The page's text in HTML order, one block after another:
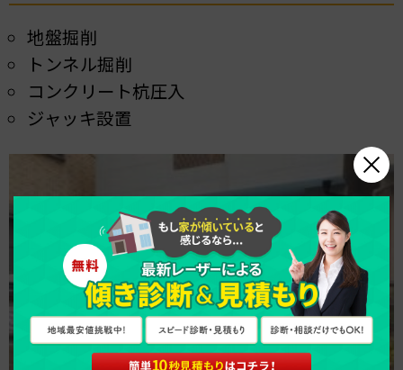
地盤掘削
トンネル掘削
コンクリート杭圧入
ジャッキ設置